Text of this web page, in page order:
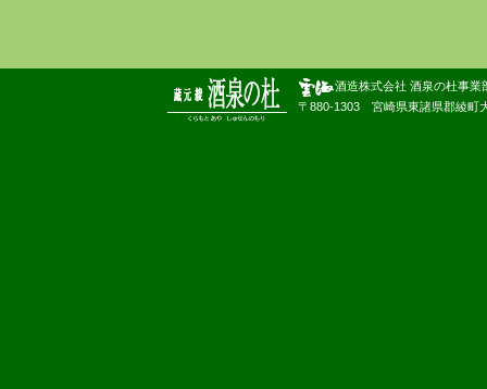
酒造株式会社 酒泉の杜事業
〒880-1303 宮崎県東諸県郡綾町